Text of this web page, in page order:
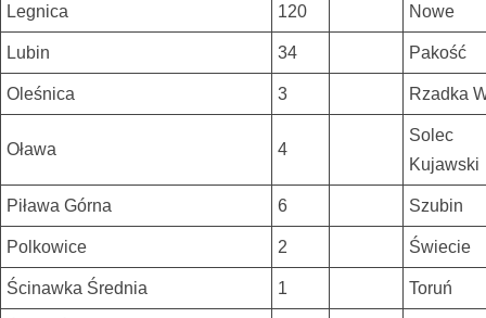
Legnica 120 Nowe
Lubin 34 Pakość
Oleśnica 3 Rzadka
Oława 4
Solec
Kujawski
Piława Górna 6 Szubin
Polkowice 2 Świecie
Ścinawka Średnia 1 Toruń